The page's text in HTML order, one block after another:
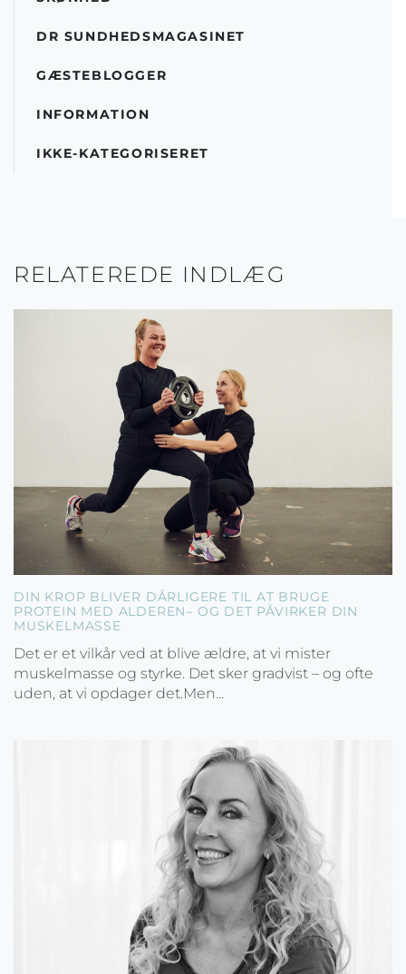
DR SUNDHEDSMAGASINET
GÆSTEBLOGGER
INFORMATION
IKKE-KATEGORISERET
RELATEREDE INDLÆG
DIN KROP BLIVER DÅRLIGERE TIL AT BRUGE
PROTEIN MED ALDEREN– OG DET PÅVIRKER DIN
MUSKELMASSE
Det er et vilkår ved at blive ældre, at vi mister
muskelmasse og styrke. Det sker gradvist – og ofte
uden, at vi opdager det.Men...